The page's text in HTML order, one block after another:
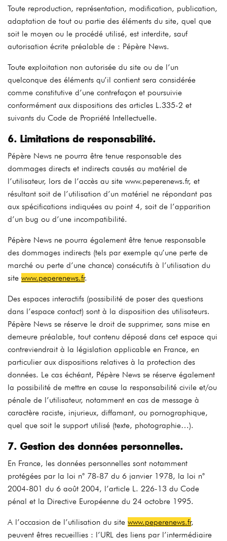
Toute reproduction, représentation, modification, publication,
adaptation de tout ou partie des éléments du site, quel que
soit le moyen ou le procédé utilisé, est interdite, sauf
autorisation écrite préalable de : Pépère News.
Toute exploitation non autorisée du site ou de l’un
quelconque des éléments qu’il contient sera considérée
comme constitutive d’une contrefaçon et poursuivie
conformément aux dispositions des articles L.335-2 et
suivants du Code de Propriété Intellectuelle.
6. Limitations de responsabilité.
Pépère News ne pourra être tenue responsable des
dommages directs et indirects causés au matériel de
l’utilisateur, lors de l’accès au site www.peperenews.fr, et
résultant soit de l’utilisation d’un matériel ne répondant pas
aux spécifications indiquées au point 4, soit de l’apparition
d’un bug ou d’une incompatibilité.
Pépère News ne pourra également être tenue responsable
des dommages indirects (tels par exemple qu’une perte de
marché ou perte d’une chance) consécutifs à l’utilisation du
sitewww.peperenews.fr.
Des espaces interactifs (possibilité de poser des questions
dans l’espace contact) sont à la disposition des utilisateurs.
Pépère News se réserve le droit de supprimer, sans mise en
demeure préalable, tout contenu déposé dans cet espace qui
contreviendrait à la législation applicable en France, en
particulier aux dispositions relatives à la protection des
données. Le cas échéant, Pépère News se réserve également
la possibilité de mettre en cause la responsabilité civile et/ou
pénale de l’utilisateur, notamment en cas de message à
caractère raciste, injurieux, diffamant, ou pornographique,
quel que soit le support utilisé (texte, photographie…).
7. Gestion des données personnelles.
En France, les données personnelles sont notamment
protégées par la loi n° 78-87 du 6 janvier 1978, la loi n°
2004-801 du 6 août 2004, l’article L. 226-13 du Code
pénal et la Directive Européenne du 24 octobre 1995.
A l’occasion de l’utilisation du sitewww.peperenews.fr,
peuvent êtres recueillies : l’URL des liens par l’intermédiaire